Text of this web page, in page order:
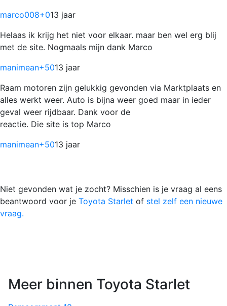
marco008+013 jaar
Helaas ik krijg het niet voor elkaar. maar ben wel erg blij
met de site. Nogmaals mijn dank Marco
manimean+5013 jaar
Raam motoren zijn gelukkig gevonden via Marktplaats en
alles werkt weer. Auto is bijna weer goed maar in ieder
geval weer rijdbaar. Dank voor de
reactie. Die site is top Marco
manimean+5013 jaar
Niet gevonden wat je zocht? Misschien is je vraag al eens
beantwoord voor je Toyota Starlet of stel zelf een nieuwe
vraag.
Meer binnen Toyota Starlet